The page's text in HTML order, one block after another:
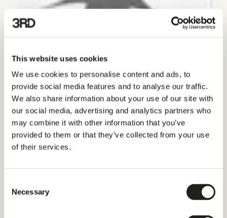
This website uses cookies
We use cookies to personalise content and ads, to
provide social media features and to analyse our traffic.
We also share information about your use of our site with
our social media, advertising and analytics partners who
may combine it with other information that you’ve
provided to them or that they’ve collected from your use
of their services.
Selection
Necessary